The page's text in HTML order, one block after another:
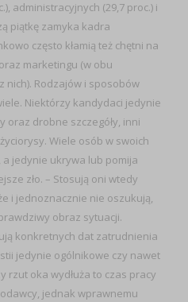
administracyjnych (29,7 proc.) i
piątkę zamyka kadra
często kłamią też chętni na
marketingu (w obu
nich). Rodzajów i sposobów
Niektórzy kandydaci jedynie
oraz drobne szczegóły, inni
Wiele osób w swoich
jedynie ukrywa lub pomija
zło. – Stosują oni wtedy
i jednoznacznie nie oszukują,
obraz sytuacji.
konkretnych dat zatrudnienia
jedynie ogólnikowe czy nawet
rzut oka wydłuża to czas pracy
jednak wprawnemu